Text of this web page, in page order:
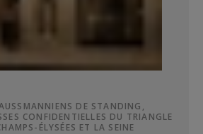
DE STANDING,
CONFIDENTIELLES DU TRIANGLE
ÉLYSÉES ET LA SEINE